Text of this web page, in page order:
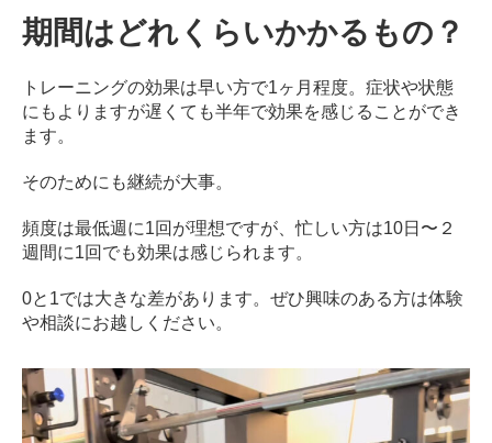
期間はどれくらいかかるもの？
トレーニングの効果は早い方で1ヶ月程度。症状や状態
にもよりますが遅くても半年で効果を感じることができ
ます。
そのためにも継続が大事。
頻度は最低週に1回が理想ですが、忙しい方は10日〜２
週間に1回でも効果は感じられます。
0と1では大きな差があります。ぜひ興味のある方は体験
や相談にお越しください。